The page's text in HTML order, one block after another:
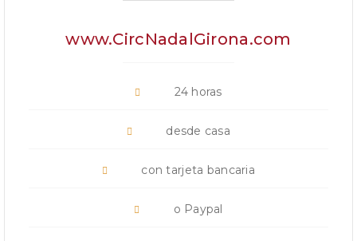
www.CircNadalGirona.com
24 horas
desde casa
con tarjeta bancaria
o Paypal